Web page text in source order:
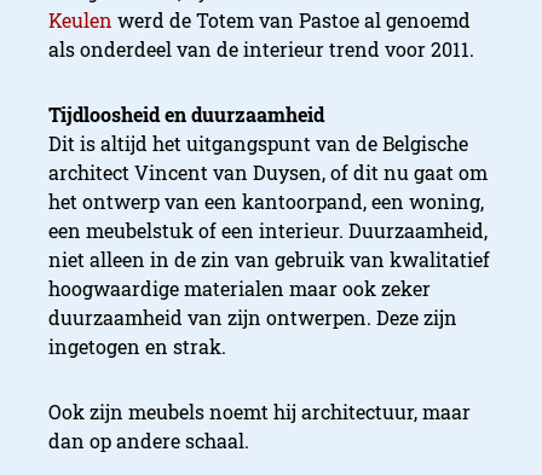
Keulen werd de Totem van Pastoe al genoemd
als onderdeel van de interieur trend voor 2011.
Tijdloosheid en duurzaamheid
Dit is altijd het uitgangspunt van de Belgische
architect Vincent van Duysen, of dit nu gaat om
het ontwerp van een kantoorpand, een woning,
een meubelstuk of een interieur. Duurzaamheid,
niet alleen in de zin van gebruik van kwalitatief
hoogwaardige materialen maar ook zeker
duurzaamheid van zijn ontwerpen. Deze zijn
ingetogen en strak.
Ook zijn meubels noemt hij architectuur, maar
dan op andere schaal.